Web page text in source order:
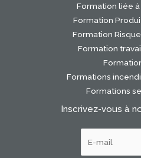
Formation liée à
Formation
Formation
Formation
Formations
Formations
Inscrivez-vous à